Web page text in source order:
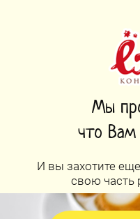
Мы
что Вам
И вы захотите
свою часть